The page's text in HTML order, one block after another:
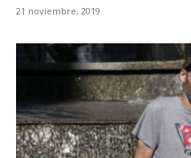
21 noviembre, 2019